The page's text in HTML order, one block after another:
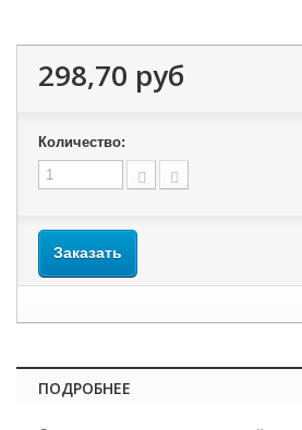
298,70 руб
Количество:
Заказать
ПОДРОБНЕЕ